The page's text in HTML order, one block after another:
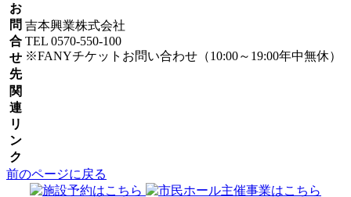
お
問
合
せ
先
吉本興業株式会社
TEL 0570-550-100
※FANYチケットお問い合わせ（10:00～19:00年中無休）
関
連
リ
ン
ク
前のページに戻る